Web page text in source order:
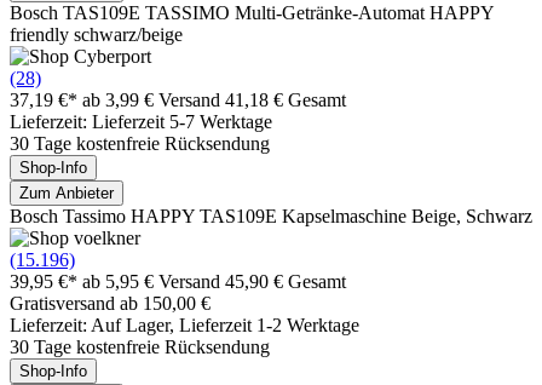
Bosch TAS109E TASSIMO Multi-Getränke-Automat HAPPY
friendly schwarz/beige
(28)
37,19 €* ab 3,99 € Versand 41,18 € Gesamt
Lieferzeit: Lieferzeit 5-7 Werktage
30 Tage kostenfreie Rücksendung
Shop-Info
Zum Anbieter
Bosch Tassimo HAPPY TAS109E Kapselmaschine Beige, Schwarz
(15.196)
39,95 €* ab 5,95 € Versand 45,90 € Gesamt
Gratisversand ab 150,00 €
Lieferzeit: Auf Lager, Lieferzeit 1-2 Werktage
30 Tage kostenfreie Rücksendung
Shop-Info